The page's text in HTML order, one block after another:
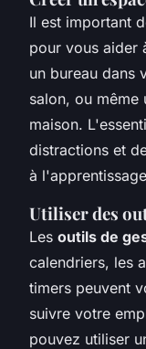
Il est important
pour vous aider
un bureau dans
salon, ou même
maison.
distractions et
à
Utiliser des
Les outils de
calendriers, les
timers peuvent
suivre votre
pouvez utiliser